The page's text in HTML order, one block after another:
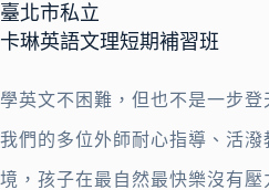
臺北市私立
卡琳英語文理短期補習班
學英文不困難，但也不是一步登
我們的多位外師耐心指導、活
境，孩子在最自然最快樂沒有